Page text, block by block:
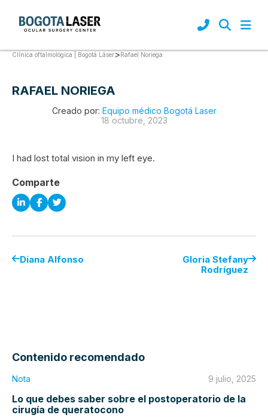
Clínica oftalmológica | Bogotá Láser>Rafael Noriega
RAFAEL NORIEGA
Creado por: Equipo médico Bogotá Laser
18 octubre, 2023
I had lost total vision in my left eye.
Comparte
Diana Alfonso
Gloria Stefany
Rodríguez
Contenido recomendado
Nota 9 julio, 2025
Lo que debes saber sobre el postoperatorio de la
cirugía de queratocono